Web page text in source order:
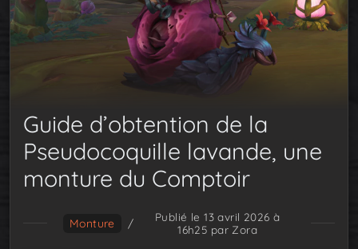
Guide d’obtention de la
Pseudocoquille lavande, une
monture du Comptoir
Monture /
Publié le 13 avril 2026 à
16h25 par Zora